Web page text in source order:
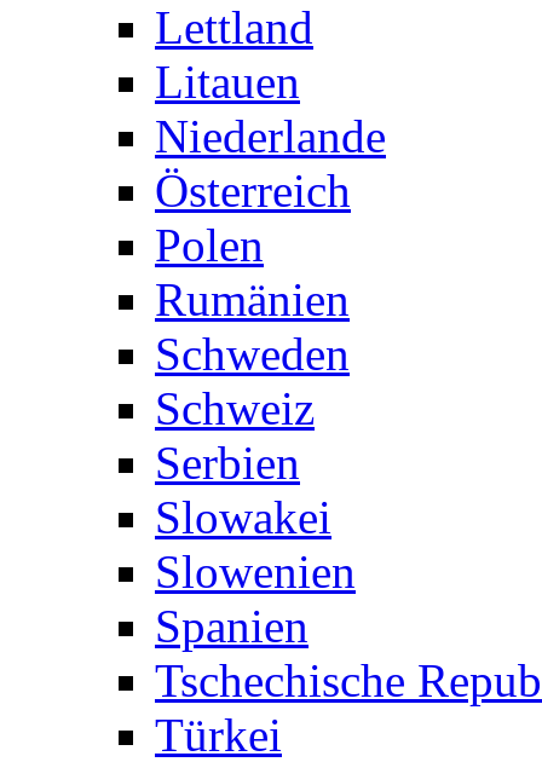
Lettland
Litauen
Niederlande
Österreich
Polen
Rumänien
Schweden
Schweiz
Serbien
Slowakei
Slowenien
Spanien
Tschechische
Türkei